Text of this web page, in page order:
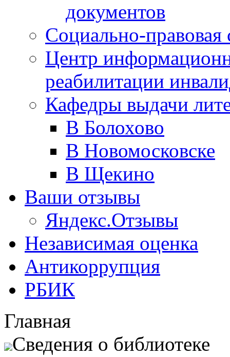
документов
Социально-правовая
Центр
реабилитации
Кафедры выдачи
В Болохово
В Новомосковске
В Щекино
Ваши отзывы
Яндекс.Отзывы
Независимая оценка
Антикоррупция
РБИК
Главная
Сведения о библиотеке